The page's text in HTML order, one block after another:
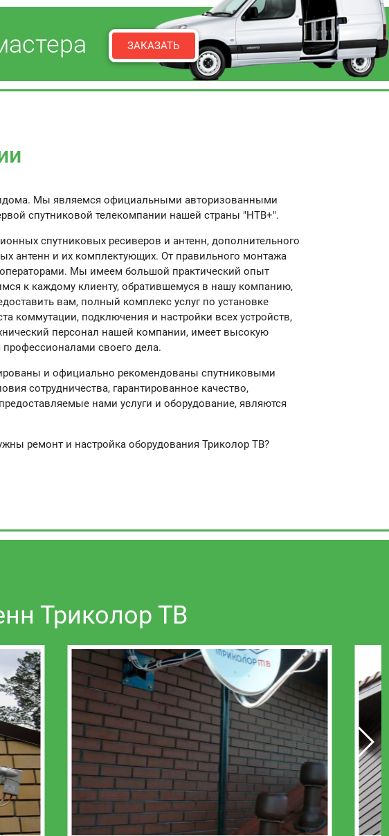
ЗАКАЗАТЬ
Мы являемся официальными авторизованными
спутниковой телекомпании нашей страны "НТВ+".
спутниковых ресиверов и антенн, дополнительного
антенн и их комплектующих. От правильного монтажа
Мы имеем большой практический опыт
к каждому клиенту, обратившемуся в нашу компанию,
вам, полный комплекс услуг по установке
коммутации, подключения и настройки всех устройств,
персонал нашей компании, имеет высокую
своего дела.
и официально рекомендованы спутниковыми
сотрудничества, гарантированное качество,
нами услуги и оборудование, являются
ремонт и настройка оборудования Триколор ТВ?
Триколор ТВ